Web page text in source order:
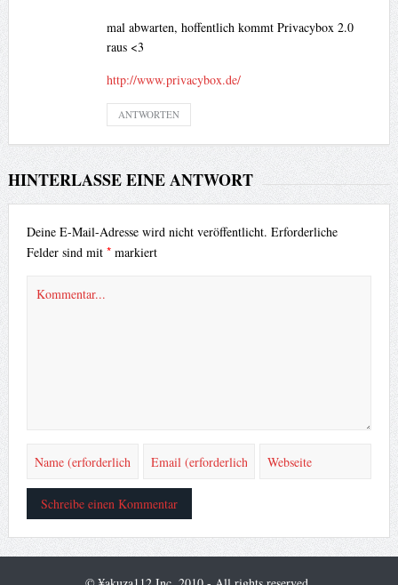
mal abwarten, hoffentlich kommt Privacybox 2.0
raus <3
http://www.privacybox.de/
ANTWORTEN
HINTERLASSE EINE ANTWORT
Deine E-Mail-Adresse wird nicht veröffentlicht. Erforderliche
Felder sind mit *markiert